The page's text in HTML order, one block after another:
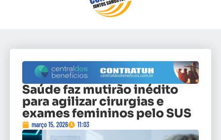
Saúde faz mutirão inédito
para agilizar cirurgias e
exames femininos pelo SUS
março 15, 2026 11:03